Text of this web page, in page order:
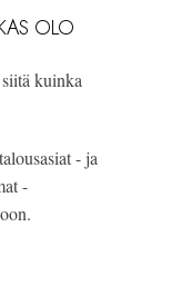
OLO
kuinka
- ja
-